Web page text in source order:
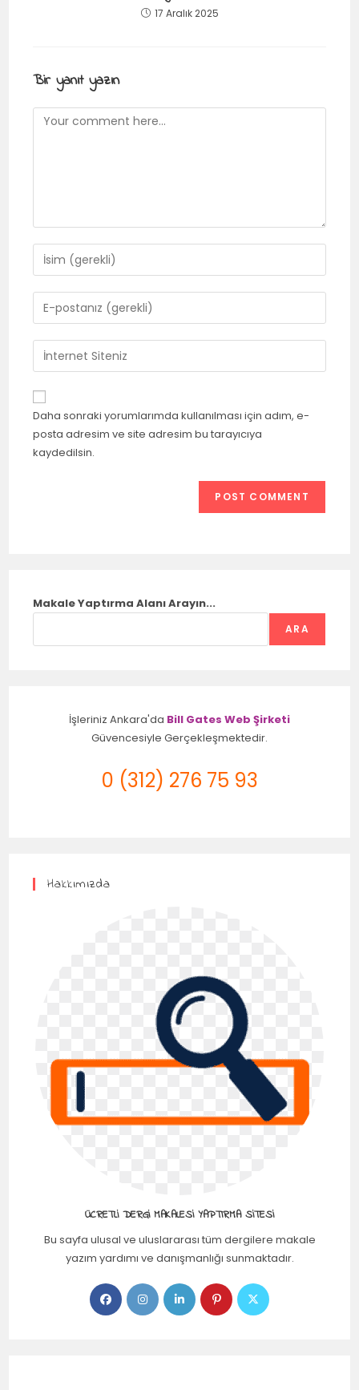
17 Aralık 2025
Bir yanıt yazın
Daha sonraki yorumlarımda kullanılması için adım, e-
posta adresim ve site adresim bu tarayıcıya
kaydedilsin.
Makale Yaptırma Alanı Arayın...
ARA
İşleriniz Ankara'da Bill Gates Web Şirketi
Güvencesiyle Gerçekleşmektedir.
0 (312) 276 75 93
Hakkımızda
ÜCRETLI DERGI MAKALESI YAPTIRMA SITESI
Bu sayfa ulusal ve uluslararası tüm dergilere makale
yazım yardımı ve danışmanlığı sunmaktadır.